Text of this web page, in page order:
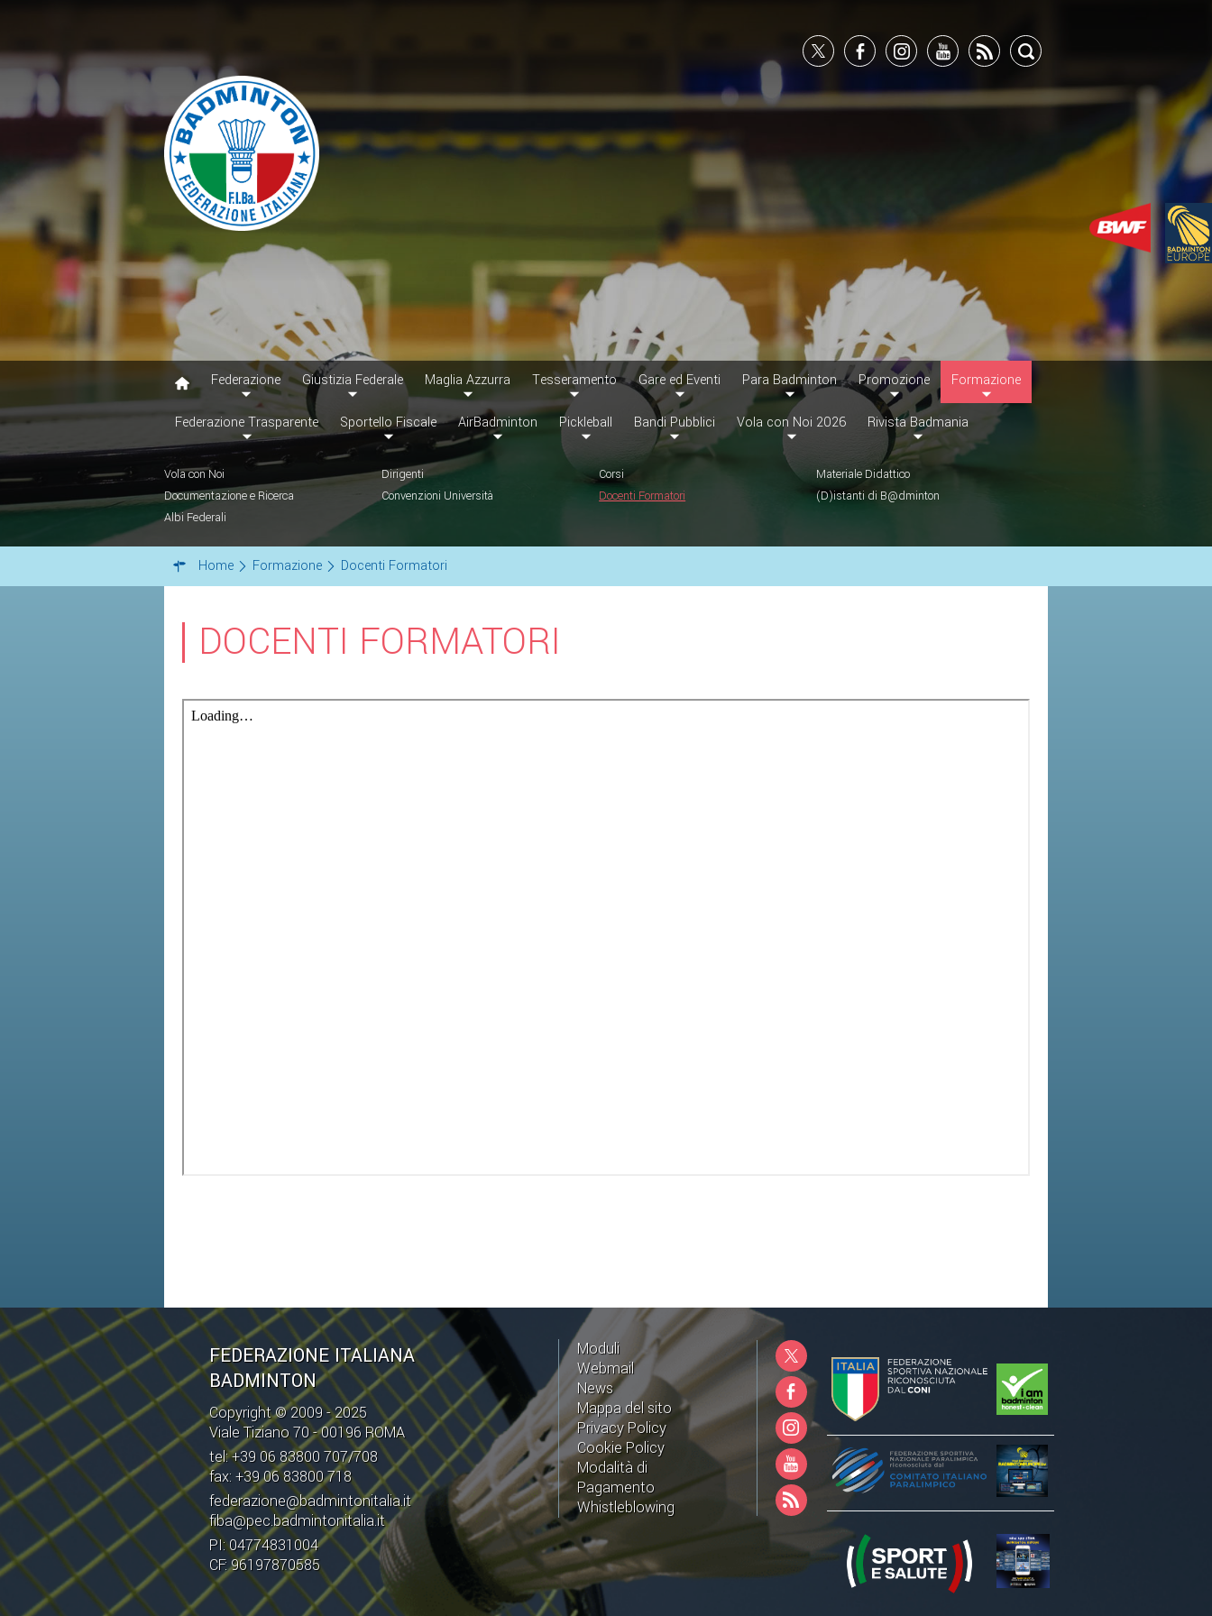
Federazione Giustizia Federale Maglia Azzurra Tesseramento Gare ed Eventi Para Badminton Promozione Formazione
Federazione Trasparente Sportello Fiscale AirBadminton Pickleball Bandi Pubblici Vola con Noi 2026 Rivista Badmania
Vola con Noi Dirigenti Corsi
Materiale Didattico
Documentazione e Ricerca
Convenzioni Università Docenti Formatori
(D)istanti di B@dminton
Albi Federali
Home Formazione Docenti Formatori
DOCENTI FORMATORI
FEDERAZIONE ITALIANA
BADMINTON
Copyright © 2009 - 2025
Viale Tiziano 70 - 00196 ROMA
tel: +39 06 83800 707/708
fax: +39 06 83800 718
federazione@badmintonitalia.it
fiba@pec.badmintonitalia.it
PI: 04774831004
CF: 96197870585
Moduli
Webmail
News
Mappa del sito
Privacy Policy
Cookie Policy
Modalità di
Pagamento
Whistleblowing